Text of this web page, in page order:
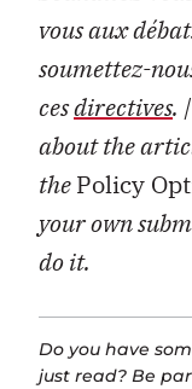
vous aux
soumettez-
cesdirectives.
about the
thePolicy
your own
do it.
Do you have
just read? Be